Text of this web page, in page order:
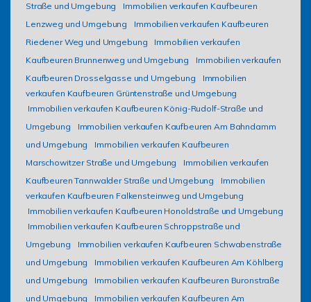
Straße und Umgebung
Immobilien verkaufen Kaufbeuren
Lenzweg und Umgebung
Immobilien verkaufen Kaufbeuren
Riedener Weg und Umgebung
Immobilien verkaufen
Kaufbeuren Brunnenweg und Umgebung
Immobilien verkaufen
Kaufbeuren Drosselgasse und Umgebung
Immobilien
verkaufen Kaufbeuren Grüntenstraße und Umgebung
Immobilien verkaufen Kaufbeuren König-Rudolf-Straße und
Umgebung
Immobilien verkaufen Kaufbeuren Am Bahndamm
und Umgebung
Immobilien verkaufen Kaufbeuren
Marschowitzer Straße und Umgebung
Immobilien verkaufen
Kaufbeuren Tannwalder Straße und Umgebung
Immobilien
verkaufen Kaufbeuren Falkensteinweg und Umgebung
Immobilien verkaufen Kaufbeuren Honoldstraße und Umgebung
Immobilien verkaufen Kaufbeuren Schroppstraße und
Umgebung
Immobilien verkaufen Kaufbeuren Schwabenstraße
und Umgebung
Immobilien verkaufen Kaufbeuren Am Köhlberg
und Umgebung
Immobilien verkaufen Kaufbeuren Buronstraße
und Umgebung
Immobilien verkaufen Kaufbeuren Am